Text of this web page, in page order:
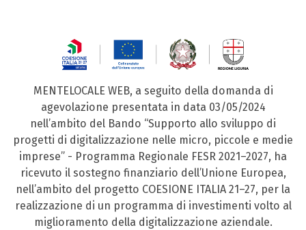
MENTELOCALE WEB, a seguito della domanda di
agevolazione presentata in data 03/05/2024
nell’ambito del Bando “Supporto allo sviluppo di
progetti di digitalizzazione nelle micro, piccole e medie
imprese” - Programma Regionale FESR 2021–2027, ha
ricevuto il sostegno finanziario dell’Unione Europea,
nell’ambito del progetto COESIONE ITALIA 21–27, per la
realizzazione di un programma di investimenti volto al
miglioramento della digitalizzazione aziendale.